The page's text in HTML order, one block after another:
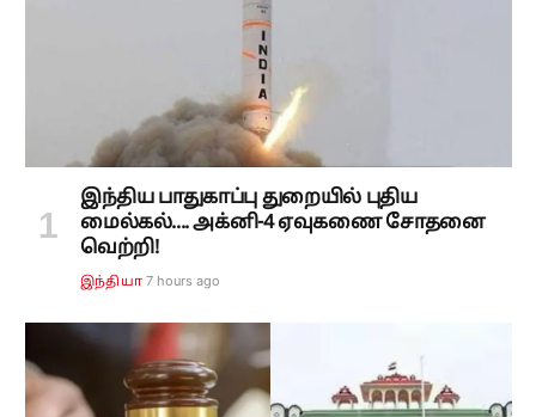
இந்திய பாதுகாப்பு துறையில் புதிய
மைல்கல்.... அக்னி-4 ஏவுகணை சோதனை
வெற்றி!
இந்தியா 7 hours ago